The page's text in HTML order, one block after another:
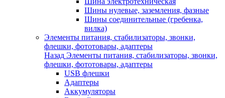
Шины нулевые, заземления, фазные
Шины соединительные (гребенка,
вилка)
Элементы питания, стабилизаторы, звонки,
флешки, фототовары, адаптеры
Назад Элементы питания, стабилизаторы, звонки,
флешки, фототовары, адаптеры
USB флешки
Адаптеры
Аккумуляторы